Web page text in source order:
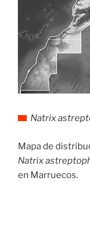
Natrix
Mapa de
Natrix
en Marruecos.